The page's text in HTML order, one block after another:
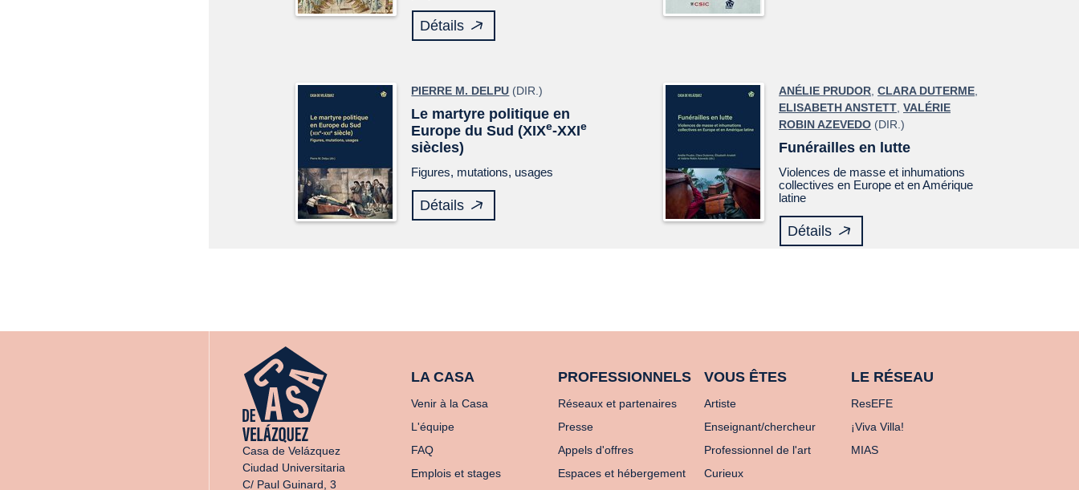
Détails
PIERRE M. DELPU (DIR.)
Le martyre politique en
Europe du Sud (XIXe-XXIe
siècles)
Figures, mutations, usages
Détails
ANÉLIE PRUDOR CLARA DUTERME
ELISABETH ANSTETT VALÉRIE
ROBIN AZEVEDO (DIR.)
Funérailles en lutte
Violences de masse et inhumations
collectives en Europe et en Amérique
latine
Détails
Casa de Velázquez
Ciudad Universitaria
C/ Paul Guinard, 3
LA CASA
Venir à la Casa
L'équipe
FAQ
Emplois et stages
PROFESSIONNELS
Réseaux et partenaires
Presse
Appels d'offres
Espaces et hébergement
VOUS ÊTES
Artiste
Enseignant/chercheur
Professionnel de l'art
Curieux
LE RÉSEAU
ResEFE
¡Viva Villa!
MIAS